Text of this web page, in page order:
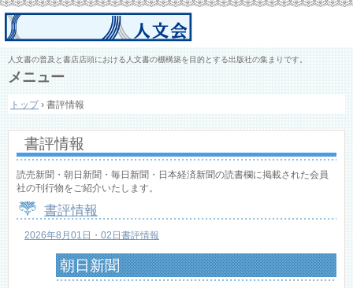
人文書の普及と書店店頭における人文書の棚構築を目的とする出版社の集まりです。
メニュー
ン
ン
へ
ス
キ
トップ › 書評情報
書評情報
読売新聞・朝日新聞・毎日新聞・日本経済新聞の読書欄に掲載された会員
社の刊行物をご紹介いたします。
書評情報
2026年8月01日・02日書評情報
朝日新聞